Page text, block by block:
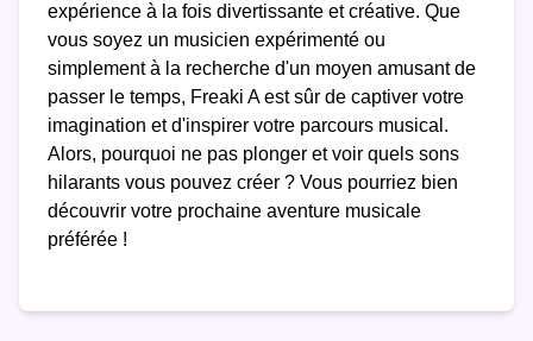
expérience à la fois divertissante et créative. Que
vous soyez un musicien expérimenté ou
simplement à la recherche d'un moyen amusant de
passer le temps, Freaki A est sûr de captiver votre
imagination et d'inspirer votre parcours musical.
Alors, pourquoi ne pas plonger et voir quels sons
hilarants vous pouvez créer ? Vous pourriez bien
découvrir votre prochaine aventure musicale
préférée !